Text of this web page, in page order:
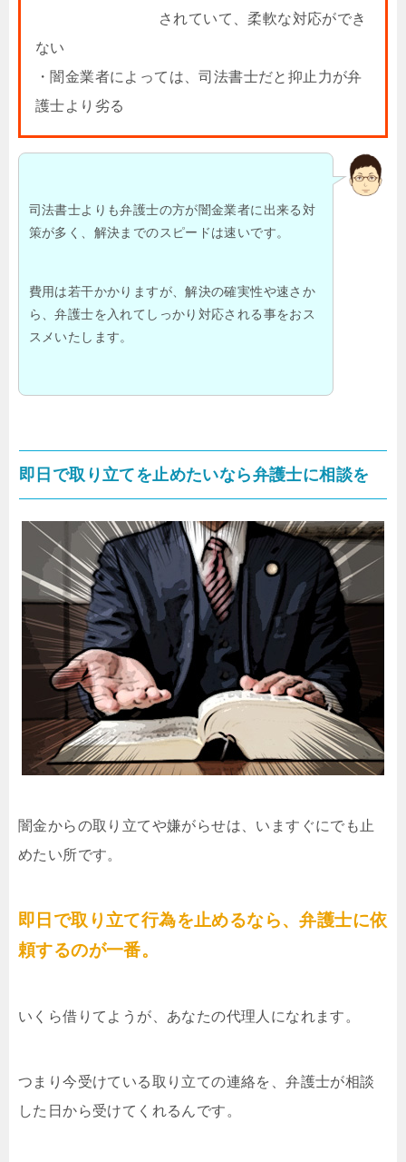
されていて、柔軟な対応ができ
ない
・闇金業者によっては、司法書士だと抑止力が弁
護士より劣る
司法書士よりも弁護士の方が闇金業者に出来る対
策が多く、解決までのスピードは速いです。
費用は若干かかりますが、解決の確実性や速さか
ら、弁護士を入れてしっかり対応される事をおス
スメいたします。
即日で取り立てを止めたいなら弁護士に相談を
闇金からの取り立てや嫌がらせは、いますぐにでも止
めたい所です。
即日で取り立て行為を止めるなら、弁護士に依
頼するのが一番。
いくら借りてようが、あなたの代理人になれます。
つまり今受けている取り立ての連絡を、弁護士が相談
した日から受けてくれるんです。